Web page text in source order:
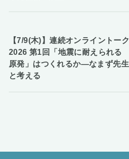
【7/9(木)】連続オンライントーク
2026 第1回「地震に耐えられる
原発」はつくれるか―なまず先生
と考える